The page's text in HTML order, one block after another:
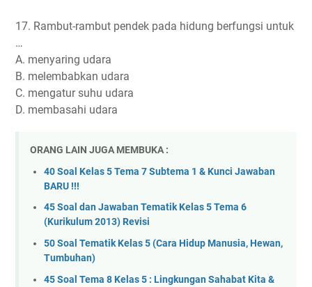
17. Rambut-rambut pendek pada hidung berfungsi untuk
…
A. menyaring udara
B. melembabkan udara
C. mengatur suhu udara
D. membasahi udara
ORANG LAIN JUGA MEMBUKA :
40 Soal Kelas 5 Tema 7 Subtema 1 & Kunci Jawaban
BARU !!!
45 Soal dan Jawaban Tematik Kelas 5 Tema 6
(Kurikulum 2013) Revisi
50 Soal Tematik Kelas 5 (Cara Hidup Manusia, Hewan,
Tumbuhan)
45 Soal Tema 8 Kelas 5 : Lingkungan Sahabat Kita &